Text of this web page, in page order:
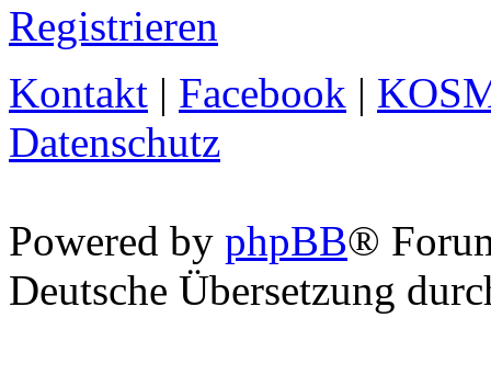
Registrieren
Kontakt | Facebook |
Datenschutz
Powered by phpBB®
Deutsche Übersetzung